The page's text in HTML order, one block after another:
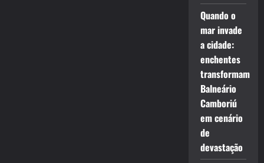
Quando o
mar invade
a cidade:
enchentes
transformam
Balneário
Camboriú
em cenário
de
devastação